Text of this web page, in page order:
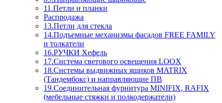
11.Петли и планки
Распродажа
13.Петли для стекла
14.Подъемные механизмы фасадов FREE FAMILY
и толкатели
16.РУЧКИ Хефель
17.Система светового освещения LOOX
18.Системы выдвижных ящиков MATRIX
(Тандембокс) и направляющие ПВ
19.Соединительная фурнитура MINIFIX, RAFIX
(мебельные стяжки и полкодержатели)